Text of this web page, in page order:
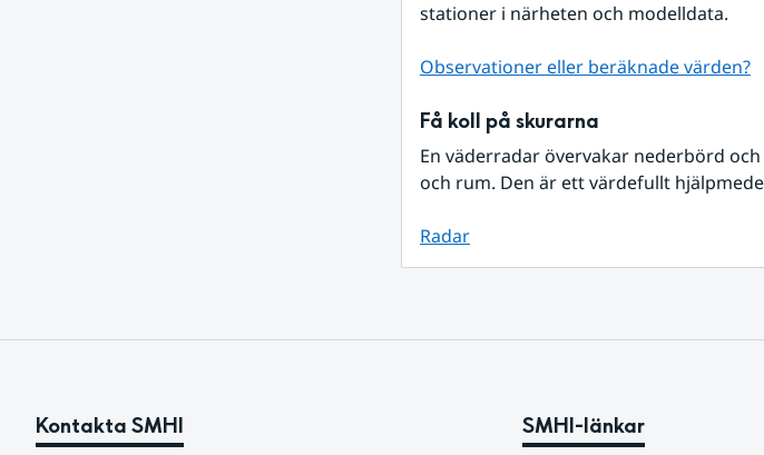
stationer i närheten och modelldata.
Observationer eller beräknade värden?
Få koll på skurarna
En väderradar övervakar nederbörd
och rum. Den är ett värdefullt
Radar
Kontakta SMHI SMHI-länkar